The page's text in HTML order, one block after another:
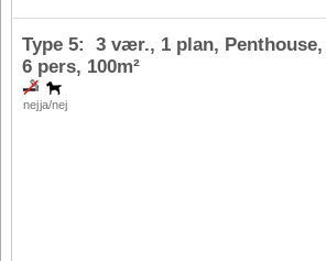
nejja/nej
Type 5: 3 vær., 1 plan,
6 pers, 100m²